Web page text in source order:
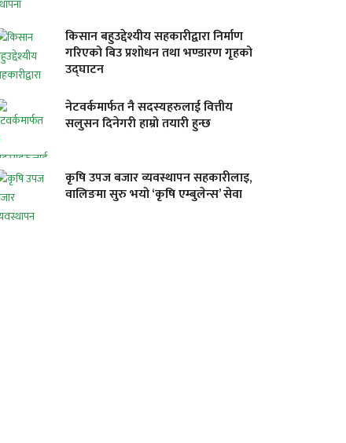
किसान बहुउद्देश्यीय सहकारीद्वारा निर्माण
गरिएको बिउ प्रशोधन तथा भण्डारण गृहको
उद्घाटन
नेटवर्कमार्फत नै सदस्यहरुलाई वित्तीय
सलुसन दिनेगरी हाम्रो तयारी हुन्छ
कृषि उपज बजार व्यवस्थापन सहकारीलाइ,
वालिङमा सुरु भयो ‘कृषि एम्बुलेन्स’ सेवा